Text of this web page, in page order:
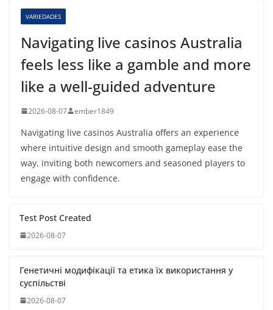
VARIEDADES
Navigating live casinos Australia
feels less like a gamble and more
like a well-guided adventure
2026-08-07 ember1849
Navigating live casinos Australia offers an experience
where intuitive design and smooth gameplay ease the
way, inviting both newcomers and seasoned players to
engage with confidence.
Test Post Created
2026-08-07
Генетичні модифікації та етика їх використання у
суспільстві
2026-08-07